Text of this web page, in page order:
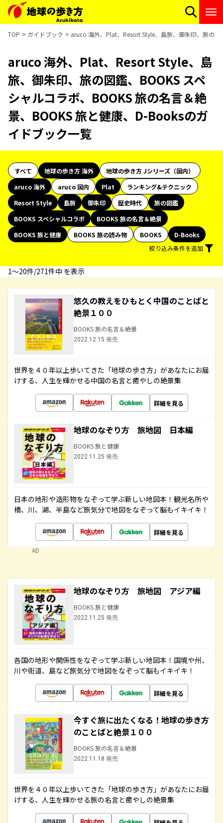
TOP ガイドブック aruco 海外、Plat、Resort Style、島旅、御朱印、旅の
aruco 海外、Plat、Resort Style、島
旅、御朱印、旅の図鑑、BOOKS スペ
シャルコラボ、BOOKS 旅の名言＆絶
景、BOOKS 旅と健康、D-Booksのガ
イドブック一覧
すべて 地球の歩き方 海外
地球の歩き方 Jシリーズ（国内）
aruco 海外
aruco 国内 Plat
ランキング&テクニック
Resort Style
島旅 御朱印 歴史時代
旅の図鑑
BOOKS スペシャルコラボ
BOOKS 旅の名言＆絶景
BOOKS 旅と健康
BOOKS 旅の読み物 BOOKS
D-Books
絞り込み条件を追加
1〜20件/271件中 を表示
悠久の教えをひもとく中国のことばと
絶景１００
BOOKS 旅の名言＆絶景
2022.12.15 発売
世界を４０年以上歩いてきた「地球の歩き方」があなたにお届
けする、人生を輝かせる中国の名言と癒やしの絶景集
詳細を見る
地球のなぞり方 旅地図 日本編
BOOKS 旅と健康
2022.11.25 発売
日本の地形や造形物をなぞって学ぶ新しい地図本！観光名所や
橋、川、湖、半島など旅気分で地図をなぞって脳もイキイキ！
詳細を見る
AD
地球のなぞり方 旅地図 アジア編
BOOKS 旅と健康
2022.11.25 発売
各国の地形や関係性をなぞって学ぶ新しい地図本！国境や州、
川や街道、島など旅気分で地図をなぞって脳もイキイキ！
詳細を見る
今すぐ旅に出たくなる！地球の歩き方
のことばと絶景１００
BOOKS 旅の名言＆絶景
2022.11.18 発売
世界を４０年以上歩いてきた「地球の歩き方」があなたにお届
けする、人生を輝かせる旅の名言と癒やしの絶景集